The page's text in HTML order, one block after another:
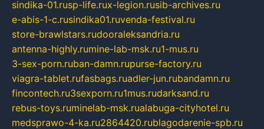
sindika-01.rusp-life.rux-legion.rusib-archives.ru
e-abis-1-c.rusindika01.ruvenda-festival.ru
store-brawlstars.rudooraleksandria.ru
antenna-highly.rumine-lab-msk.ru1-mus.ru
3-sex-porn.ruban-damn.rupurse-factory.ru
viagra-tablet.rufasbags.ruadler-jun.rubandamn.ru
fincontech.ru3sexporn.ru1mus.rudarksand.ru
rebus-toys.ruminelab-msk.rualabuga-cityhotel.ru
medsprawo-4-ka.ru2864420.rublagodarenie-spb.ru